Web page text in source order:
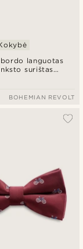
languotas
surištas
BOHEMIAN REVOLT